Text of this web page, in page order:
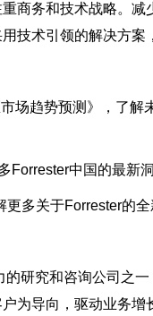
商务和技术战略。
技术引领的解决方
趋势预测》，了解
中国的最新洞
多关于Forrester的全
究和咨询公司之一
为导向，驱动业务